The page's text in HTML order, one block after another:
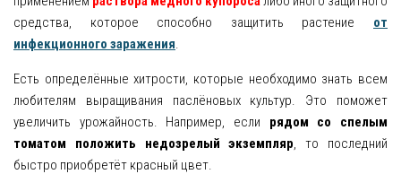
средства, которое способно защитить растение от
инфекционного заражения
Есть определённые хитрости, которые необходимо знать всем
любителям выращивания паслёновых культур. Это поможет
увеличить урожайность. Например, если рядом со спелым
томатом положить недозрелый экземпляр , то последний
быстро приобретёт красный цвет.